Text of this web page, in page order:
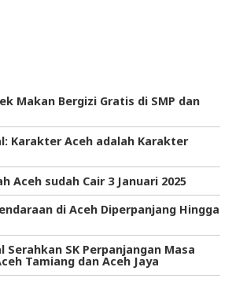
Makan Bergizi Gratis di SMP dan
Karakter Aceh adalah Karakter
Aceh sudah Cair 3 Januari 2025
di Aceh Diperpanjang Hingga
Serahkan SK Perpanjangan Masa
Tamiang dan Aceh Jaya